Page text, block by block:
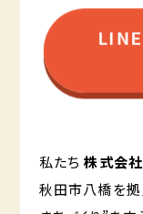
私たち株式会
秋田市八橋を拠